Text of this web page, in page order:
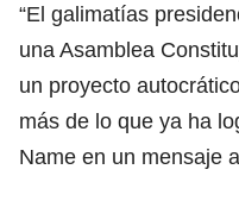
“El galimatías
una Asamblea
un proyecto
más de lo que ya ha
Name en un mensaje